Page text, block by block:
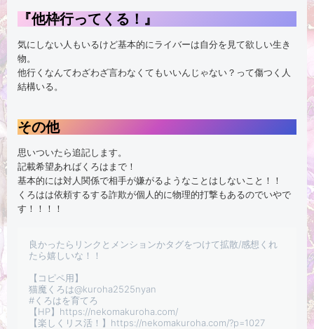
『他枠行ってくる！』
気にしない人もいるけど基本的にライバーは自分を見て欲しい生き
物。
他行くなんてわざわざ言わなくてもいいんじゃない？って傷つく人
結構いる。
その他
思いついたら追記します。
記載希望あればくろはまで！
基本的には対人関係で相手が嫌がるようなことはしないこと！！
くろはは依頼するする詐欺が個人的に物理的打撃もあるのでいやで
す！！！！
良かったらリンクとメンションかタグをつけて拡散/感想くれ
たら嬉しいな！！
【コピペ用】
猫魔くろは@kuroha2525nyan
#くろはを育てろ
【HP】https://nekomakuroha.com/
【楽しくリス活！】https://nekomakuroha.com/?p=1027